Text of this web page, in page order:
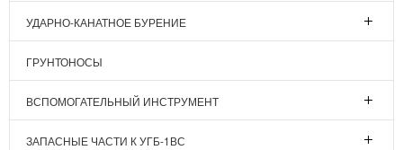
УДАРНО-КАНАТНОЕ БУРЕНИЕ
ГРУНТОНОСЫ
ВСПОМОГАТЕЛЬНЫЙ ИНСТРУМЕНТ
ЗАПАСНЫЕ ЧАСТИ К УГБ-1ВС